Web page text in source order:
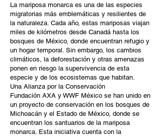
La mariposa monarca es una de las especies
migratorias más emblemáticas y resilientes de
la naturaleza. Cada año, estas mariposas viajan
miles de kilómetros desde Canadá hasta los
bosques de México, donde encuentran refugio y
un hogar temporal. Sin embargo, los cambios
climáticos, la deforestación y otras amenazas
ponen en riesgo la supervivencia de esta
especie y de los ecosistemas que habitan.
Una Alianza por la Conservación
Fundación AXA y WWF México se han unido en
un proyecto de conservación en los bosques de
Michoacán y el Estado de México, donde se
encuentran los santuarios de la mariposa
monarca. Esta iniciativa cuenta con la